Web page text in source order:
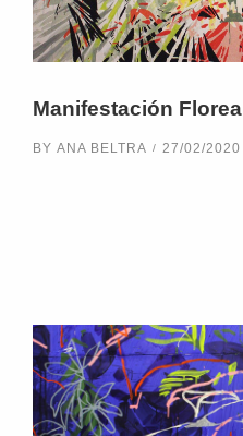
Manifestación Floreal
BY ANA BELTRA 27/02/2020